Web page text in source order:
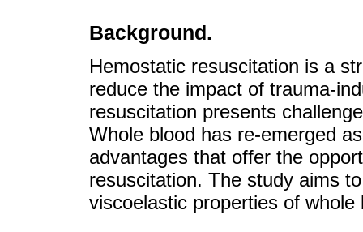
Background.
Hemostatic resuscitation is a
reduce the impact of trauma-
resuscitation presents
Whole blood has re-emerged
advantages that offer the
resuscitation. The study aims
viscoelastic properties of